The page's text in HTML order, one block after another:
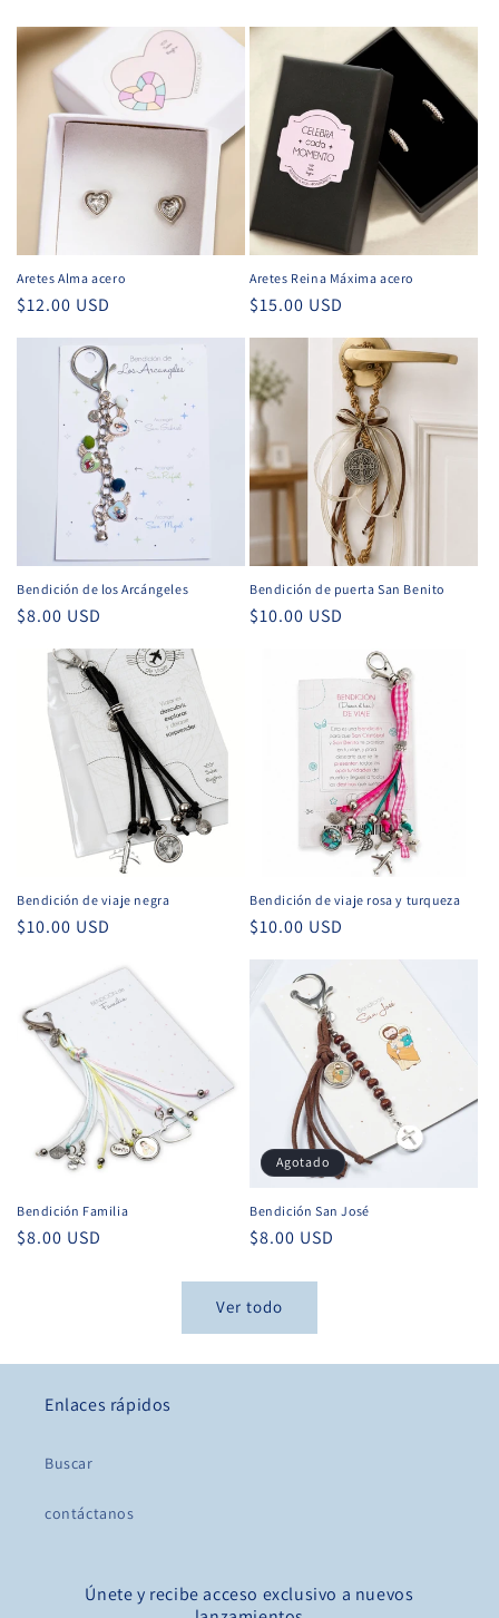
Aretes Alma acero
Precio
$12.00 USD
Aretes Reina Máxima acero
Precio
$15.00 USD
Bendición de los Arcángeles
Precio
$8.00 USD
Bendición de puerta San Benito
Precio
$10.00 USD
Bendición de viaje negra
Precio
$10.00 USD
Bendición de viaje rosa y turqueza
Precio
$10.00 USD
Bendición Familia
Precio
$8.00 USD
Agotado
Bendición San José
Precio
$8.00 USD
Ver todo
Enlaces rápidos
Buscar
contáctanos
Únete y recibe acceso exclusivo a nuevos